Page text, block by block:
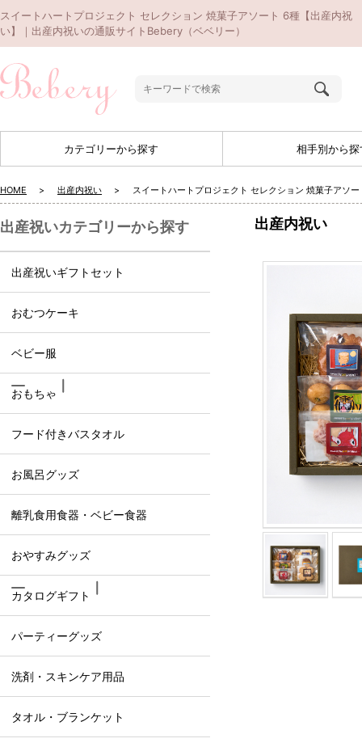
スイートハートプロジェクト セレクション 焼菓子アソート 6種【出産内祝
い】｜出産内祝いの通販サイトBebery（ベベリー）
カテゴリーから探す 相手別から探
HOME 出産内祝い スイートハートプロジェクト セレクション 焼菓子アソ
出産内祝い
出産祝いカテゴリーから探す
出産祝いギフトセット
おむつケーキ
ベビー服
おもちゃ
フード付きバスタオル
お風呂グッズ
離乳食用食器・ベビー食器
おやすみグッズ
カタログギフト
パーティーグッズ
洗剤・スキンケア用品
タオル・ブランケット